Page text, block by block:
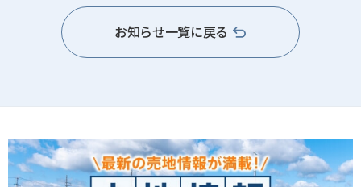
お知らせ一覧に戻る